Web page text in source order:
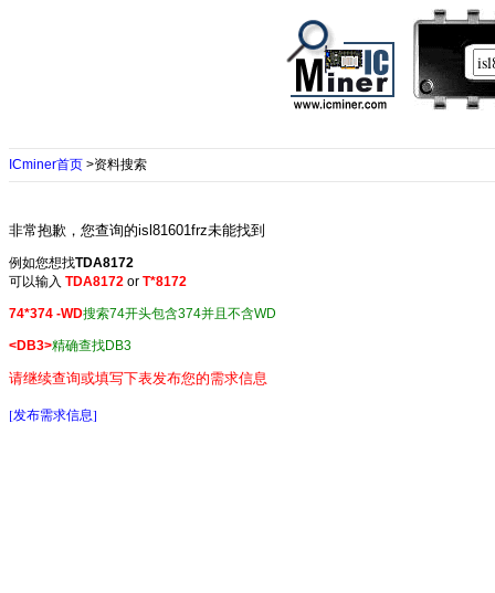
ICminer首页 >资料搜索
非常抱歉，您查询的isl81601frz未能找到
例如您想找TDA8172
可以输入 TDA8172 or T*8172
74*374 -WD搜索74开头包含374并且不含WD
<DB3>精确查找DB3
请继续查询或填写下表发布您的需求信息
[发布需求信息]